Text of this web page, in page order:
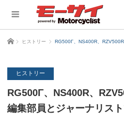
ホーム ヒストリー RG500Γ、NS400R、
ヒストリー
RG500Γ、NS400R、
編集部員とジャーナリス